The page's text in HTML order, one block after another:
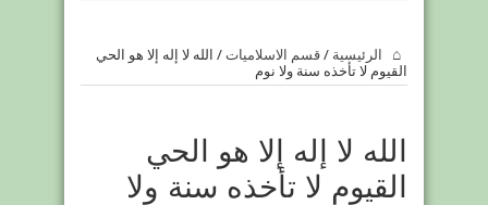
الرئيسية / قسم الاسلاميات / الله لا إله إلا هو الحي
القيوم لا تأخذه سنة ولا نوم
الله لا إله إلا هو الحي
القيوم لا تأخذه سنة ولا